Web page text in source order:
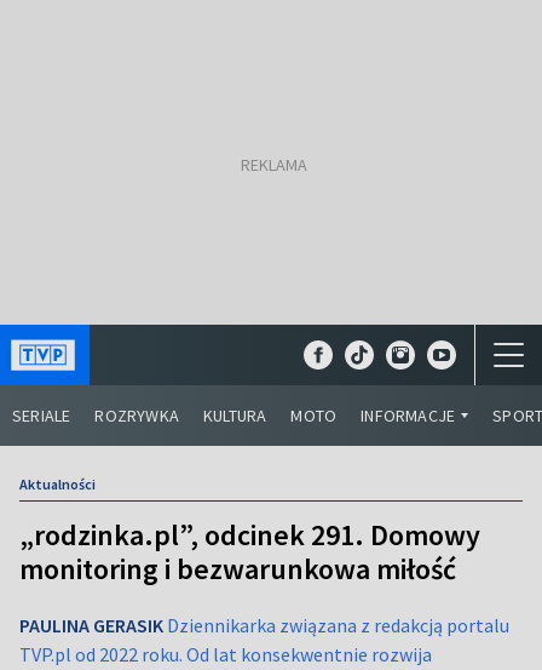
SERIALE ROZRYWKA KULTURA MOTO INFORMACJE
Aktualności
„rodzinka.pl”, odcinek 291. Domowy
monitoring i bezwarunkowa miłość
PAULINA GERASIK Dziennikarka związana z redakcją portalu
TVP.pl od 2022 roku. Od lat konsekwentnie rozwija